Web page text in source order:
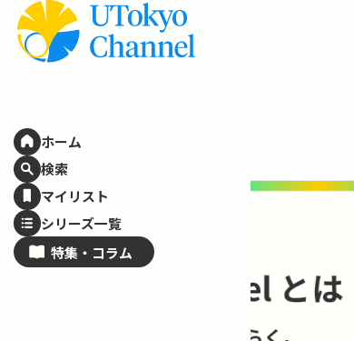
ホーム
検索
マイリスト
シリーズ一覧
特集・ コラム
技術は、
——ELSI
AIやロボット、
に何をもたら
に、技術と社会